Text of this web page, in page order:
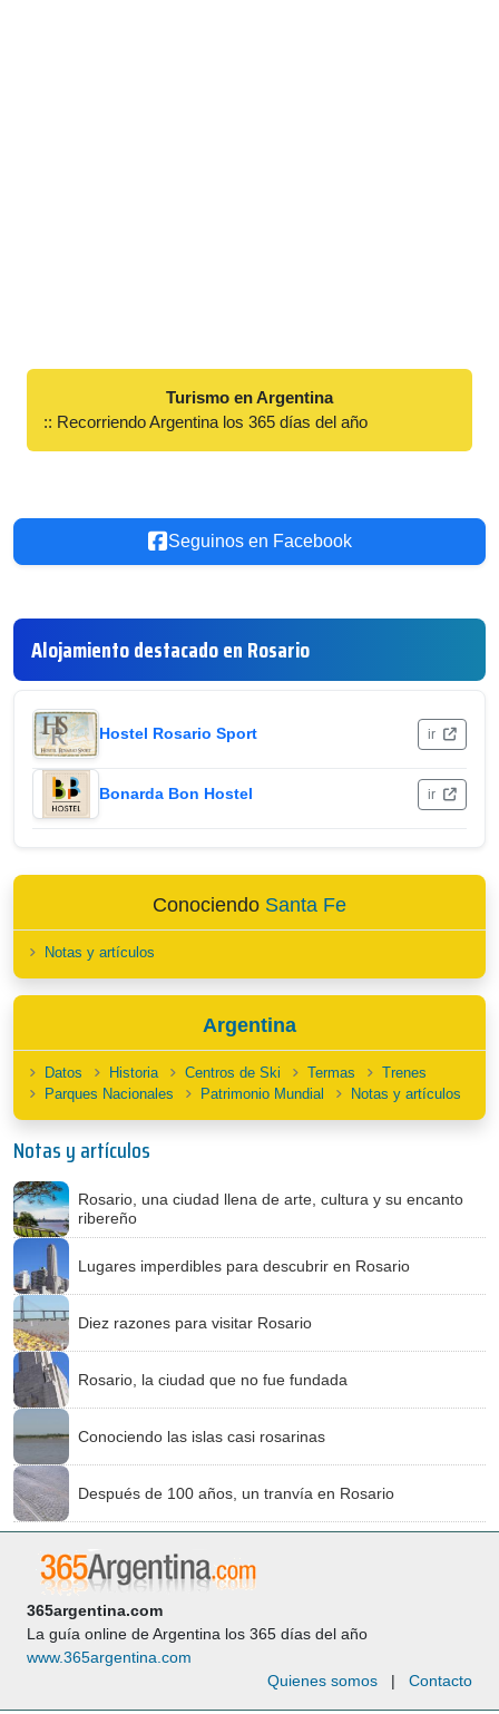
Turismo en Argentina
:: Recorriendo Argentina los 365 días del año
Seguinos en Facebook
Alojamiento destacado en Rosario
Hostel Rosario Sport ir
Bonarda Bon Hostel ir
Conociendo Santa Fe
Notas y artículos
Argentina
Datos Historia Centros de Ski Termas
Trenes
Parques Nacionales
Patrimonio Mundial Notas y artículos
Notas y artículos
Rosario, una ciudad llena de arte, cultura y su encanto
ribereño
Lugares imperdibles para descubrir en Rosario
Diez razones para visitar Rosario
Rosario, la ciudad que no fue fundada
Conociendo las islas casi rosarinas
Después de 100 años, un tranvía en Rosario
365argentina.com
La guía online de Argentina los 365 días del año
www.365argentina.com
Quienes somos | Contacto